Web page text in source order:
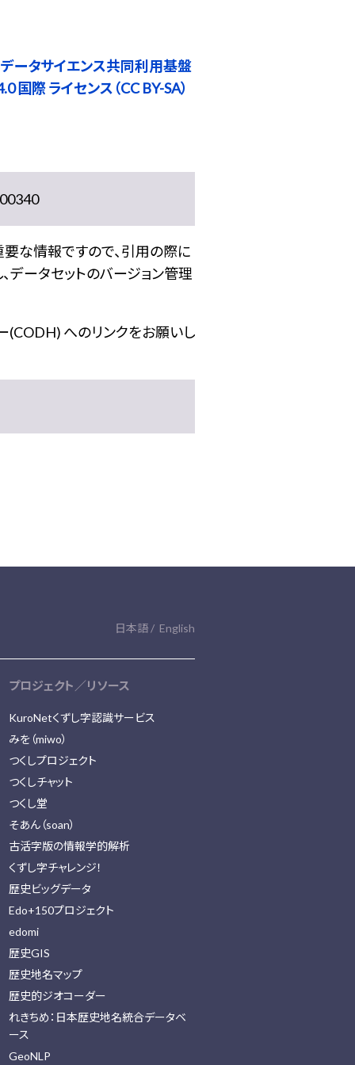
ータサイエンス共同利用基盤
国際 ライセンス（CC BY-SA）
要な情報ですので、引用の際に
データセットのバージョン管理
(CODH) へのリンクをお願いし
日本語 English
プロジェクト／リソース
KuroNetくずし字認識サービス
みを（miwo）
つくしプロジェクト
つくしチャット
つくし堂
そあん（soan）
古活字版の情報学的解析
くずし字チャレンジ！
歴史ビッグデータ
Edo+150プロジェクト
edomi
歴史GIS
歴史地名マップ
歴史的ジオコーダー
れきちめ：日本歴史地名統合データベ
ース
GeoNLP